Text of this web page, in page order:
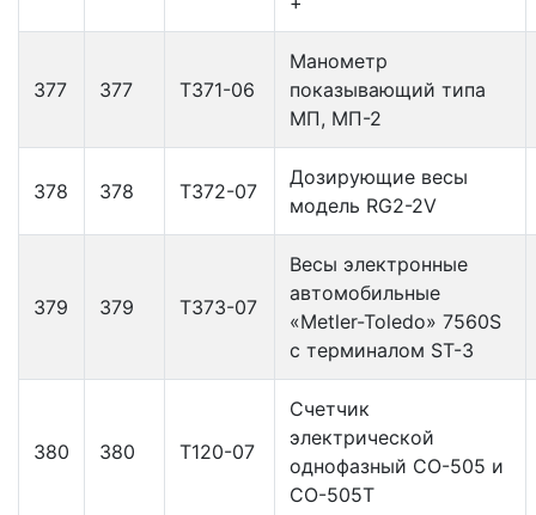
377 377 Т371-06
Манометр
показывающий типа
МП, МП-2
378 378 Т372-07
Дозирующие весы
модель RG2-2V
379 379 Т373-07
Весы электронные
автомобильные
«Metler-Toledo» 7560S
с терминалом ST-3
380 380 Т120-07
Счетчик
электрической
однофазный СО-505 и
СО-505Т